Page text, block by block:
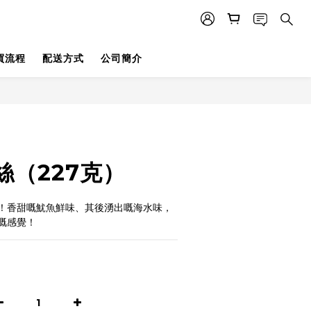
流程 配送方式 公司簡介
（227克）
香甜嘅魷魚鮮味、其後湧出嘅海水味，
感覺！